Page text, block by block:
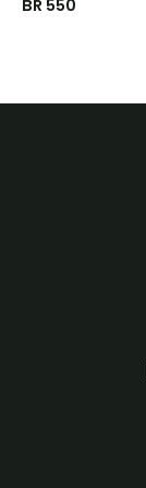
BR 550